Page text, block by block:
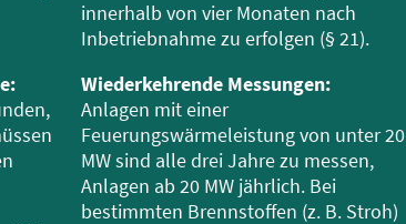
innerhalb von vier Monaten nach
Inbetriebnahme zu erfolgen (§ 21).
Wiederkehrende Messungen:
Anlagen mit einer
Feuerungswärmeleistung von unter 20
MW sind alle drei Jahre zu messen,
Anlagen ab 20 MW jährlich. Bei
bestimmten Brennstoffen (z. B. Stroh)